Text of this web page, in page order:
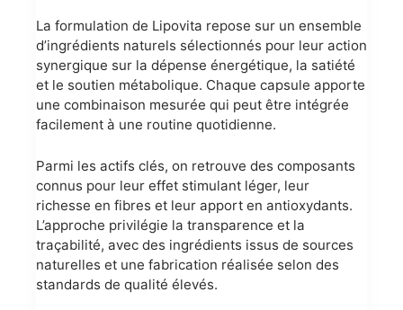
La formulation de Lipovita repose sur un ensemble
d’ingrédients naturels sélectionnés pour leur action
synergique sur la dépense énergétique, la satiété
et le soutien métabolique. Chaque capsule apporte
une combinaison mesurée qui peut être intégrée
facilement à une routine quotidienne.
Parmi les actifs clés, on retrouve des composants
connus pour leur effet stimulant léger, leur
richesse en fibres et leur apport en antioxydants.
L’approche privilégie la transparence et la
traçabilité, avec des ingrédients issus de sources
naturelles et une fabrication réalisée selon des
standards de qualité élevés.